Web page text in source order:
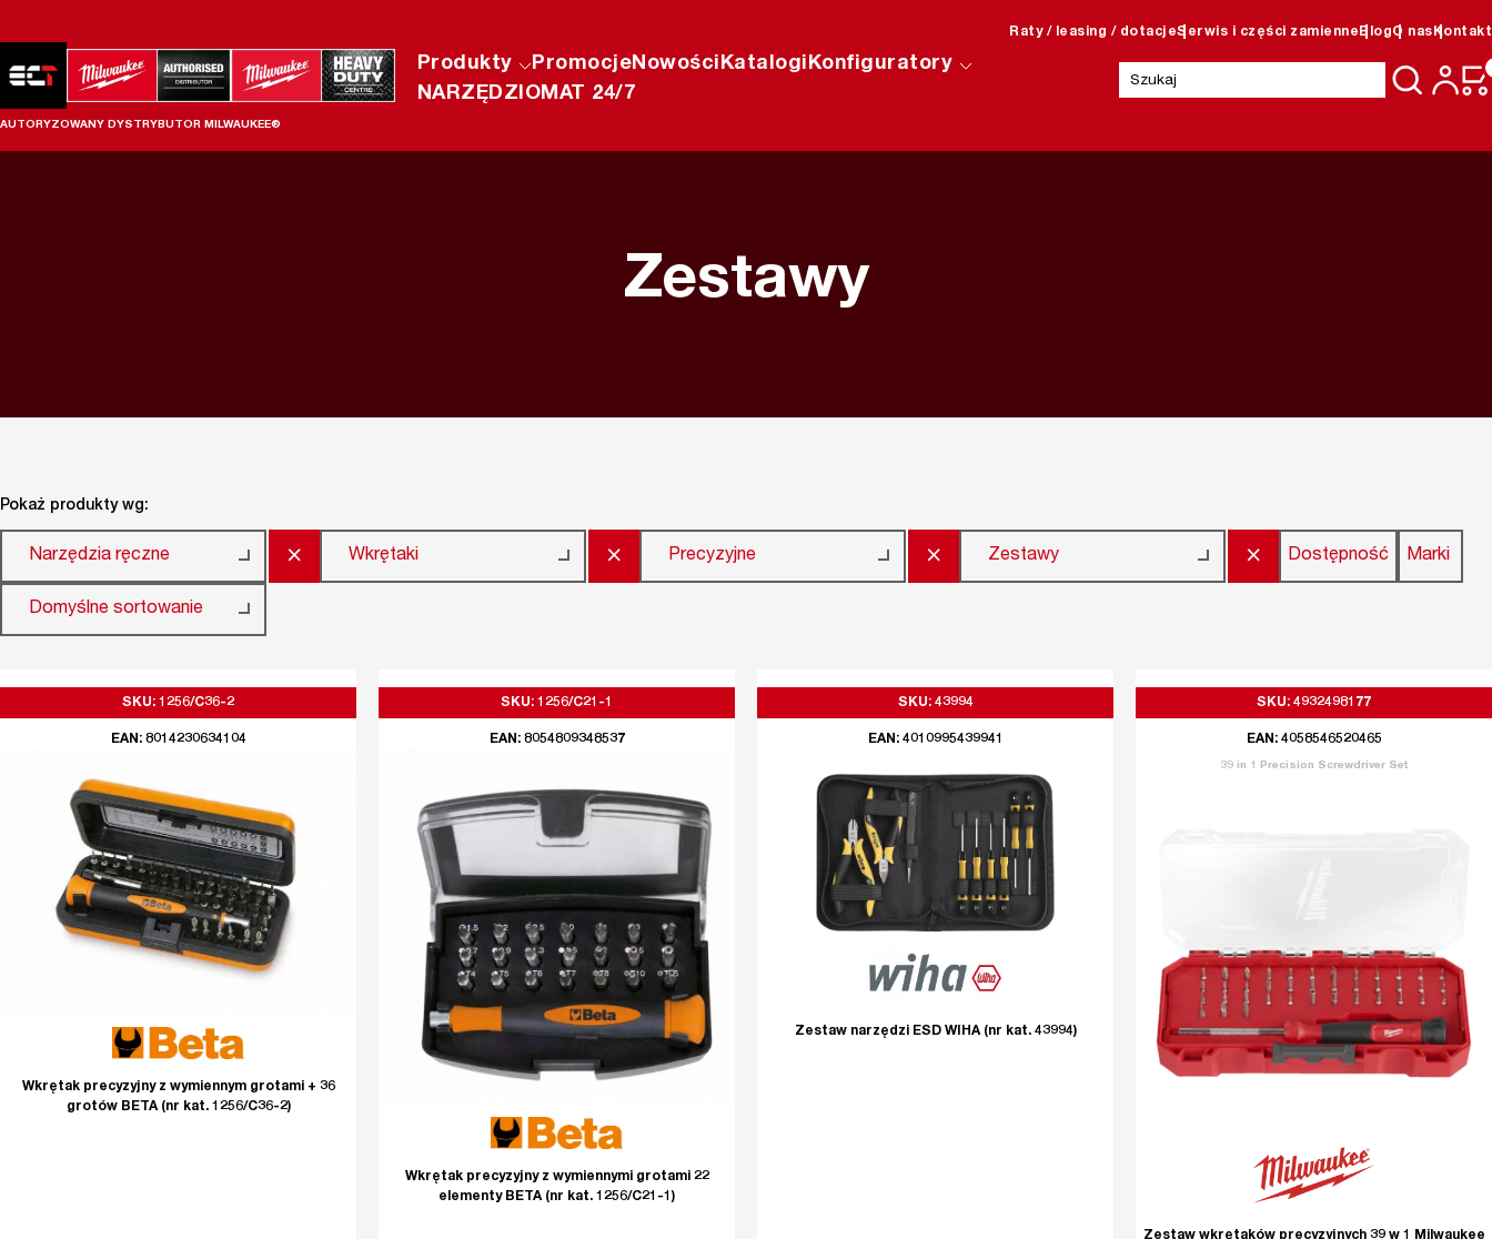
Raty / leasing / dotacjeSerwis i części zamienne BlogO nas Kontakt
AUTORYZOWANY DYSTRYBUTOR MILWAUKEE®
Produkty PromocjeNowościKatalogiKonfiguratory
NARZĘDZIOMAT 24/7
Szukaj:
Zestawy
Pokaż produkty wg:
Narzędzia ręczne × Wkrętaki × Precyzyjne × Zestawy × Dostępność Marki
Domyślne sortowanie
SKU: 1256/C36-2
EAN: 8014230634104
Wkrętak precyzyjny z wymiennym grotami + 36
grotów BETA (nr kat. 1256/C36-2)
SKU: 1256/C21-1
EAN: 8054809348537
Wkrętak precyzyjny z wymiennymi grotami 22
elementy BETA (nr kat. 1256/C21-1)
SKU: 43994
EAN: 4010995439941
Zestaw narzędzi ESD WIHA (nr kat. 43994)
SKU: 4932498177
EAN: 4058546520465
39 in 1 Precision Screwdriver Set
Zestaw wkrętaków precyzyjnych 39 w 1 Milwaukee